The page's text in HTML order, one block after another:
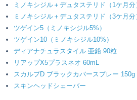
ミノキシジル＋デュタステリド（1ケ月分
ミノキシジル＋デュタステリド（3ケ月分
ツゲイン5（ミノキシジル5%）
ツゲイン10（ミノキシジル10%）
ディアナチュラスタイル 亜鉛 90粒
リアップX5プラスネオ 60mL
スカルプD ブラックカバースプレー 150g
スキンヘッドシェーバー